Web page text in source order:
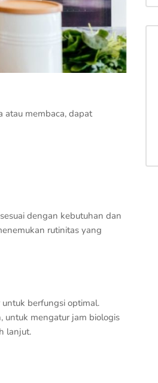
atau membaca, dapat
dengan kebutuhan dan
rutinitas yang
berfungsi optimal.
untuk mengatur jam biologis
lanjut.